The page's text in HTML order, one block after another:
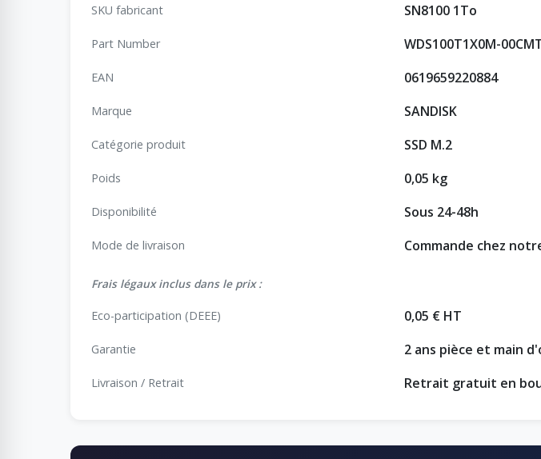
SKU fabricant SN8100 1To
Part Number WDS100T1X0M-
EAN 0619659220884
Marque SANDISK
Catégorie produit SSD M.2
Poids 0,05 kg
Disponibilité Sous 24-48h
Mode de livraison Commande chez
Frais légaux inclus dans le prix :
Eco-participation (DEEE) 0,05 € HT
Garantie 2 ans pièce et main
Livraison / Retrait Retrait gratuit en